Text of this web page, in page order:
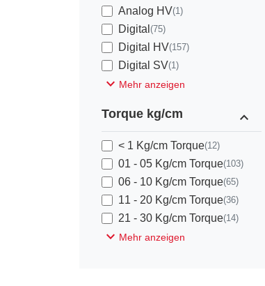
Analog HV(1)
Digital (75)
Digital HV(157)
Digital SV(1)
expand_more Mehr anzeigen
Torque kg/cm expand_less
< 1 Kg/cm Torque(12)
01 - 05 Kg/cm Torque(103)
06 - 10 Kg/cm Torque(65)
11 - 20 Kg/cm Torque(36)
21 - 30 Kg/cm Torque(14)
expand_more Mehr anzeigen